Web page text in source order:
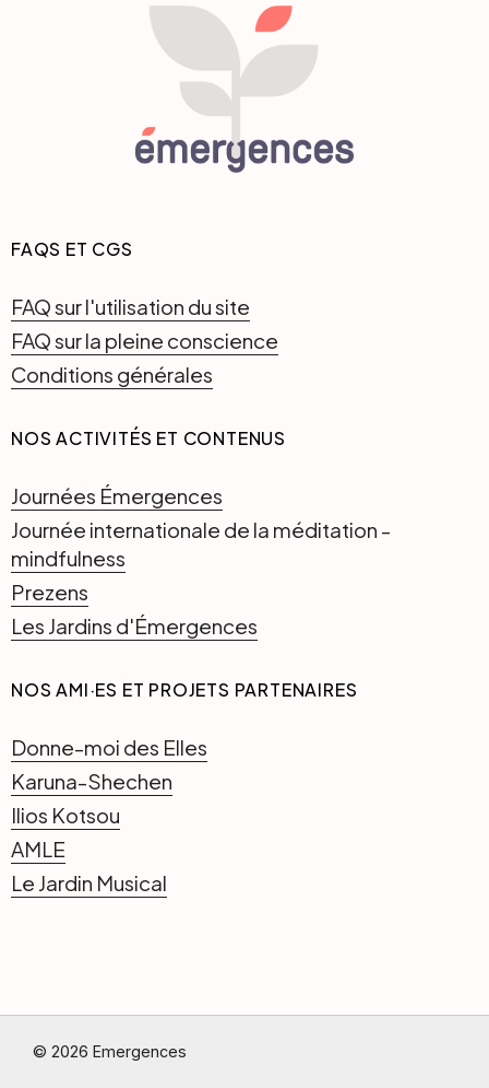
FAQS ET CGS
FAQ sur l'utilisation du site
FAQ sur la pleine conscience
Conditions générales
NOS ACTIVITÉS ET CONTENUS
Journées Émergences
Journée internationale de la méditation -
mindfulness
Prezens
Les Jardins d'Émergences
NOS AMI·ES ET PROJETS PARTENAIRES
Donne-moi des Elles
Karuna-Shechen
Ilios Kotsou
AMLE
Le Jardin Musical
© 2026 Emergences